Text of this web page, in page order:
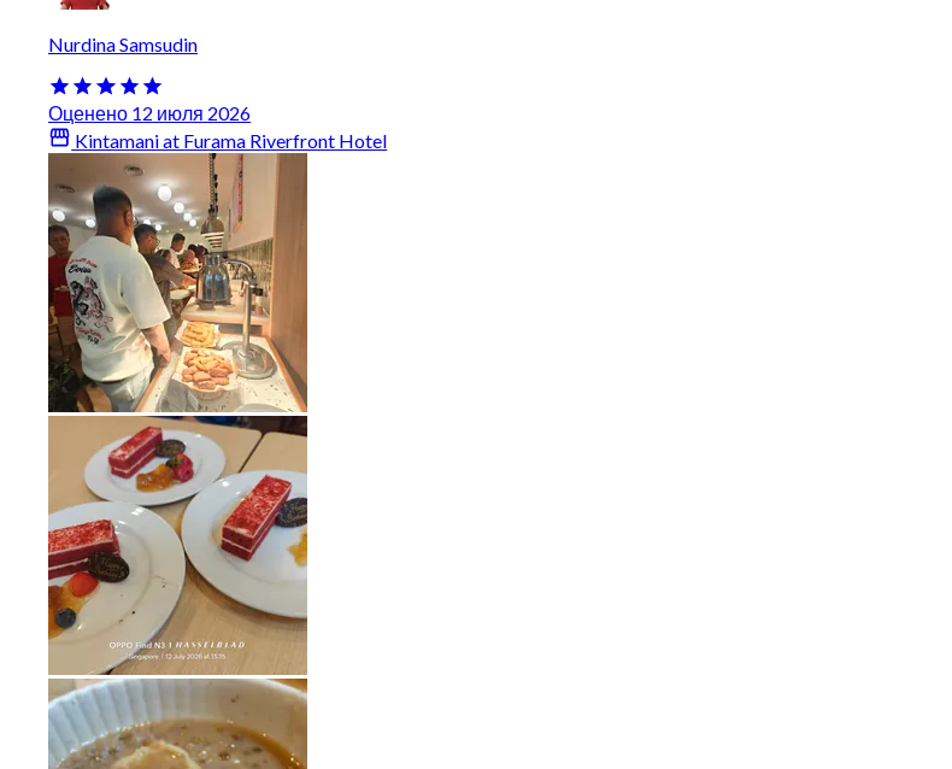
Nurdina Samsudin
Оценено 12 июля 2026
Kintamani at Furama Riverfront Hotel